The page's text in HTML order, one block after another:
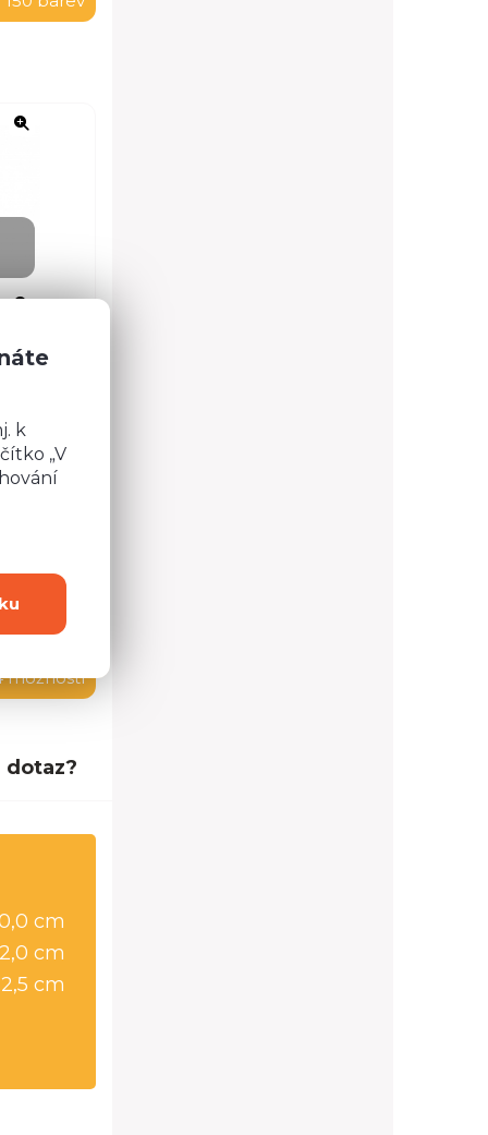
možností
dotaz?
cm
cm
cm
k
„V